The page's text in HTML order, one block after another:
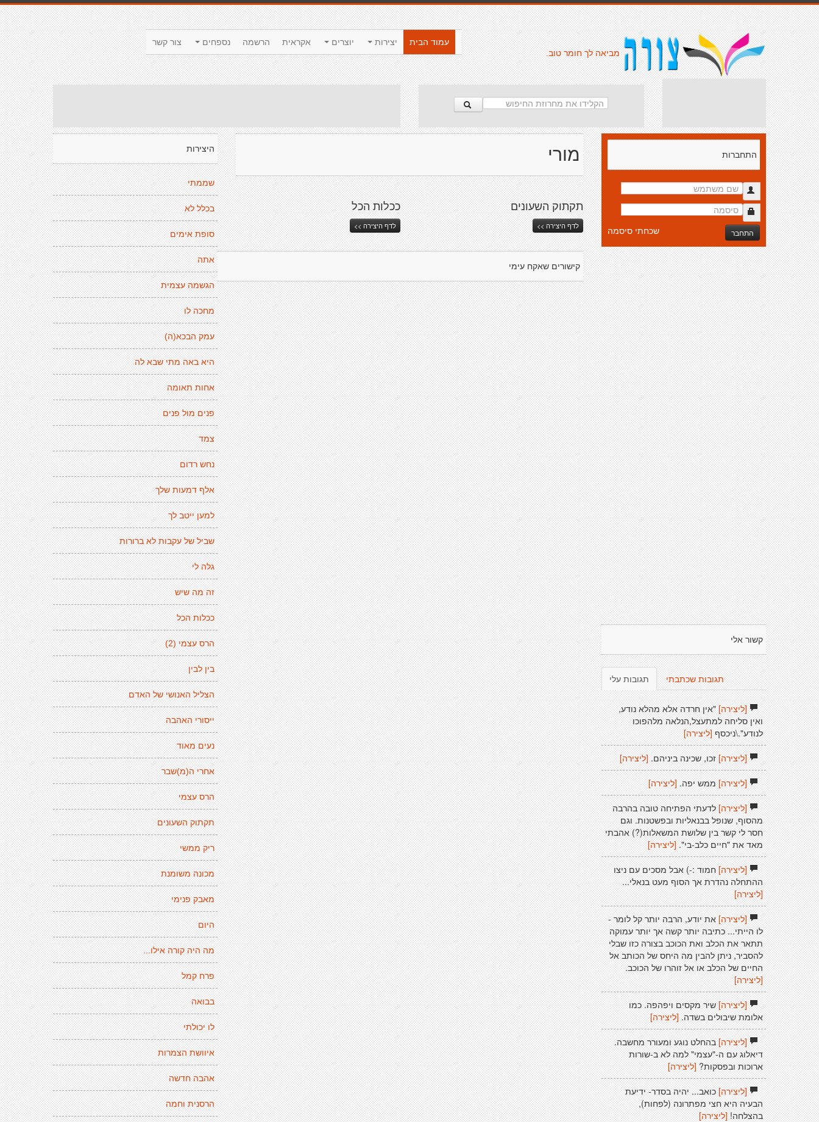
צור קשר נספחים הרשמה אקראית יוצרים יצירות
עמוד הבית
מביאה לך חומר טוב.
היצירות
שממתי
בכלל לא
סופת אימים
אתה
הגשמה עצמית
מחכה לו
עמק הבכא(ה)
היא באה מתי שבא לה
אחות תאומה
פנים מול פנים
צמד
נחש רדום
אלף דמעות שלך
למען ייטב לך
שביל של עקבות לא ברורות
גלה לי
זה מה שיש
ככלות הכל
הרס עצמי (2)
בין לבין
הצליל האנושי של האדם
ייסורי האהבה
נעים מאוד
אחרי ה(מ)שבר
הרס עצמי
תקתוק השעונים
ריק ממשי
מכונה משומנת
מאבק פנימי
היום
מה היה קורה אילו...
פרח קמל
בבואה
לו יכולתי
איוושת הצמרות
אהבה חדשה
הרסנית וחמה
מורי
ככלות הכל
לדף היצירה >>
תקתוק השעונים
לדף היצירה >>
קישורים שאקח עימי
התחברות
התחבר שכחתי סיסמה
קשור אלי
תגובות עלי תגובות שכתבתי
[ליצירה]"אין חרדה אלא מהלא נודע,
ואין סליחה למתעצל,הנלאה מלהפוכו
לנודע".\ניכסף [ליצירה]
[ליצירה]זכו, שכינה ביניהם. [ליצירה]
[ליצירה]ממש יפה. [ליצירה]
[ליצירה]לדעתי הפתיחה טובה בהרבה
מהסוף, שנופל בבנאליות ובפשטנות. וגם
חסר לי קשר בין שלושת המשאלות(?) אהבתי
מאד את "חיים כלב-בי". [ליצירה]
[ליצירה]חמוד :-) אבל מסכים עם ניצו
ההתחלה נהדרת אך הסוף מעט בנאלי...
[ליצירה]
[ליצירה]את יודע, הרבה יותר קל לומר -
לו הייתי... כתיבה יותר קשה אך יותר עמוקה
תתאר את הכלב ואת הכוכב בצורה כזו שבלי
להסביר, ניתן להבין מה היחס של הכותב אל
החיים של הכלב או אל זוהרו של הכוכב.
[ליצירה]
[ליצירה]שיר מקסים ויפהפה. כמו
אלומת שיבולים בשדה. [ליצירה]
[ליצירה]בהחלט נוגע ומעורר מחשבה.
דיאלוג עם ה-"עצמי" למה לא ב-שורות
ארוכות ובפסקות?[ליצירה]
[ליצירה]כואב... יהיה בסדר- ידיעת
הבעיה היא חצי מפתרונה (לפחות),
בהצלחה![ליצירה]